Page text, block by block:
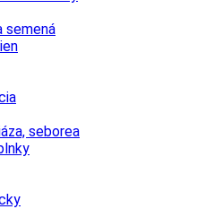
semená
seborea